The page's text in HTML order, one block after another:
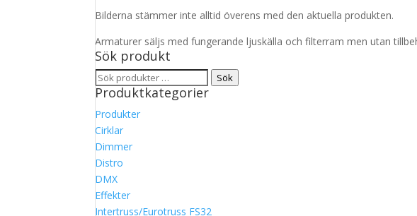
Bilderna stämmer inte alltid överens med den aktuella produkten.
Armaturer säljs med fungerande ljuskälla och filterram men utan
Sök produkt
Sök
efter:
Sök
Produktkategorier
Produkter
Cirklar
Dimmer
Distro
DMX
Effekter
Intertruss/Eurotruss FS32